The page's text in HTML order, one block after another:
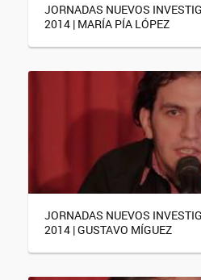
JORNADAS NUEVOS
2014 | MARÍA PÍA LÓPEZ
JORNADAS NUEVOS
2014 | GUSTAVO MÍGUEZ